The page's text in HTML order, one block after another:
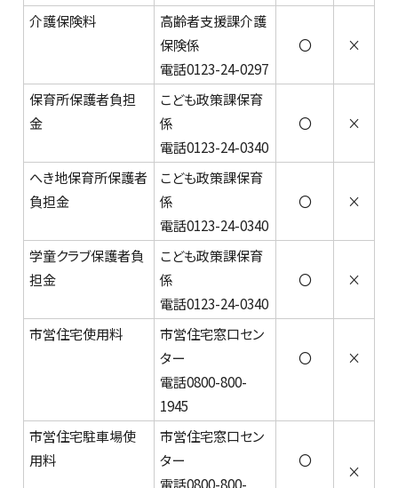
介護保険料
高齢者支援課介護
保険係
電話0123-24-0297
〇 ×
保育所保護者負担
金
こども政策課保育
係
電話0123-24-0340
〇 ×
へき地保育所保護者
負担金
こども政策課保育
係
電話0123-24-0340
〇 ×
学童クラブ保護者負
担金
こども政策課保育
係
電話0123-24-0340
〇 ×
市営住宅使用料
市営住宅窓口セン
ター
電話0800-800-
1945
〇 ×
市営住宅駐車場使
用料
市営住宅窓口セン
ター
電話0800-800-
〇
×